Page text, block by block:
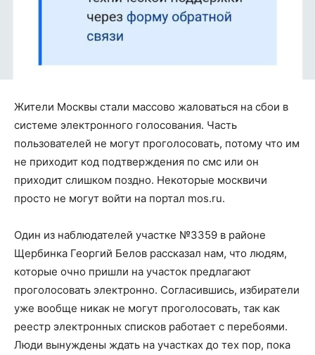
Жители Москвы стали массово жаловаться на сбои в
системе электронного голосования. Часть
пользователей не могут проголосовать, потому что им
не приходит код подтверждения по смс или он
приходит слишком поздно. Некоторые москвичи
просто не могут войти на портал mos.ru.
Один из наблюдателей участке №3359 в районе
Щербинка Георгий Белов рассказал нам, что людям,
которые очно пришли на участок предлагают
проголосовать электронно. Согласившись, избиратели
уже вообще никак не могут проголосовать, так как
реестр электронных списков работает с перебоями.
Люди вынуждены ждать на участках до тех пор, пока